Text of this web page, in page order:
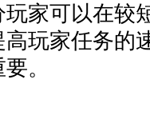
家可以在较
玩家任务的
。